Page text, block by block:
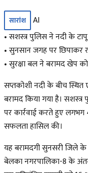
सारांश
AI
• सशस्त्र पुलिस ने नदी के
• सुनसान जगह पर छिपाकर
• सुरक्षा बल ने बरामद खेप
सप्तकोशी नदी के बीच स्थित
बरामद किया गया है।
पर कार्रवाई करते हुए लगभग
सफलता हासिल की।
यह बरामदगी सुनसरी जिले
बेलका नगरपालिका-8 के